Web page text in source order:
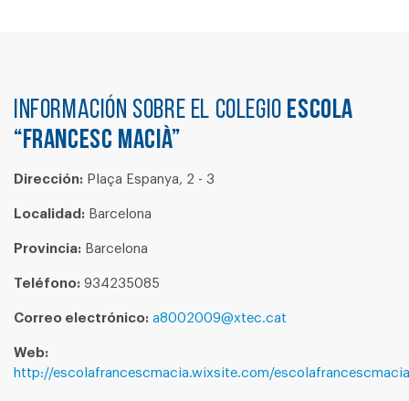
Información sobre el colegio ESCOLA
“FRANCESC MACIÀ”
Dirección: Plaça Espanya, 2 - 3
Localidad: Barcelona
Provincia: Barcelona
Teléfono: 934235085
Correo electrónico: a8002009@xtec.cat
Web:
http://escolafrancescmacia.wixsite.com/escolafrancescmacia